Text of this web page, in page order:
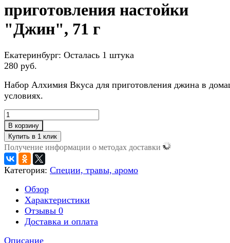
приготовления настойки
"Джин", 71 г
Екатеринбург: Осталась 1 штука
280 руб.
Набор Алхимия Вкуса для приготовления джина в
условиях.
В корзину
Получение информации о методах доставки
Категория: Специи, травы, аромо
Обзор
Характеристики
Отзывы 0
Доставка и оплата
Описание